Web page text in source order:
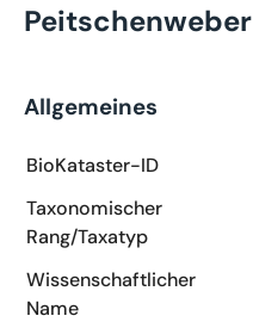
Peitschenweber
Allgemeines
BioKataster-ID
Taxonomischer
Rang/Taxatyp
Wissenschaftlicher
Name